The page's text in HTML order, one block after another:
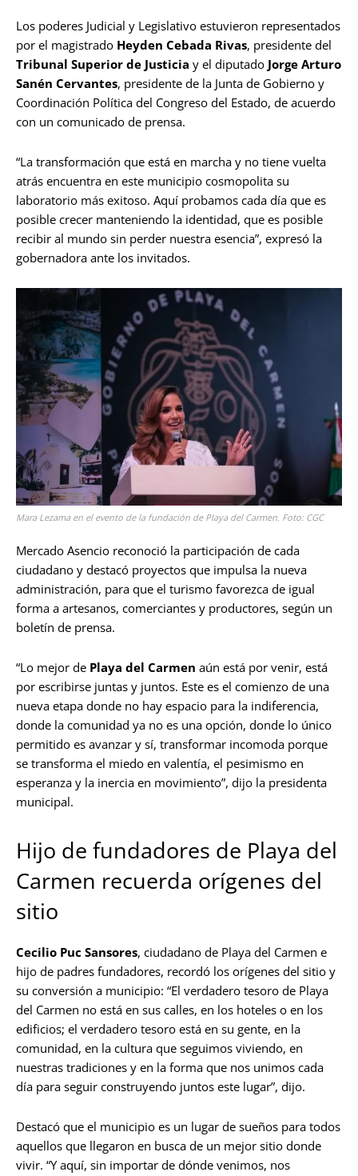
Los poderes Judicial y Legislativo estuvieron representados
por el magistrado Heyden Cebada Rivas, presidente del
Tribunal Superior de Justicia y el diputado Jorge Arturo
Sanén Cervantes, presidente de la Junta de Gobierno y
Coordinación Política del Congreso del Estado, de acuerdo
con un comunicado de prensa.
“La transformación que está en marcha y no tiene vuelta
atrás encuentra en este municipio cosmopolita su
laboratorio más exitoso. Aquí probamos cada día que es
posible crecer manteniendo la identidad, que es posible
recibir al mundo sin perder nuestra esencia”, expresó la
gobernadora ante los invitados.
Mara Lezama en el evento de la fundación de Playa del Carmen. Foto: CGC
Mercado Asencio reconoció la participación de cada
ciudadano y destacó proyectos que impulsa la nueva
administración, para que el turismo favorezca de igual
forma a artesanos, comerciantes y productores, según un
boletín de prensa.
“Lo mejor de Playa del Carmen aún está por venir, está
por escribirse juntas y juntos. Este es el comienzo de una
nueva etapa donde no hay espacio para la indiferencia,
donde la comunidad ya no es una opción, donde lo único
permitido es avanzar y sí, transformar incomoda porque
se transforma el miedo en valentía, el pesimismo en
esperanza y la inercia en movimiento”, dijo la presidenta
municipal.
Hijo de fundadores de Playa del
Carmen recuerda orígenes del
sitio
Cecilio Puc Sansores, ciudadano de Playa del Carmen e
hijo de padres fundadores, recordó los orígenes del sitio y
su conversión a municipio: “El verdadero tesoro de Playa
del Carmen no está en sus calles, en los hoteles o en los
edificios; el verdadero tesoro está en su gente, en la
comunidad, en la cultura que seguimos viviendo, en
nuestras tradiciones y en la forma que nos unimos cada
día para seguir construyendo juntos este lugar”, dijo.
Destacó que el municipio es un lugar de sueños para todos
aquellos que llegaron en busca de un mejor sitio donde
vivir. “Y aquí, sin importar de dónde venimos, nos